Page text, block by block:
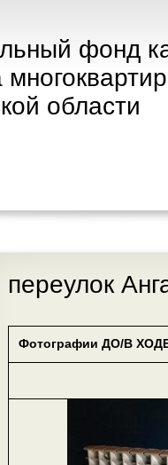
фонд
области
переулок
Фотографии ДО/В ХОДЕ